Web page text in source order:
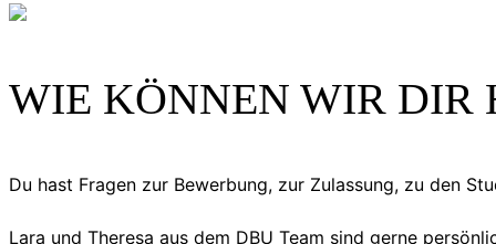
WIE KÖNNEN WIR DIR
Du hast Fragen zur Bewerbung, zur Zulassung, zu den
Lara und Theresa aus dem DBU Team sind gerne